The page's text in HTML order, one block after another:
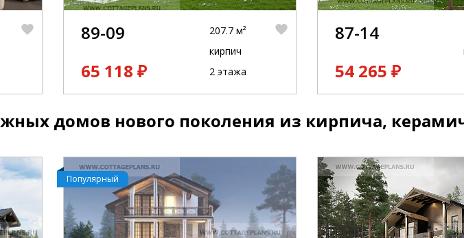
89-09
65 118 ₽
207.7 м²
кирпич
2 этажа
87-14
54 265 ₽
домов нового поколения из кирпича,
Популярный